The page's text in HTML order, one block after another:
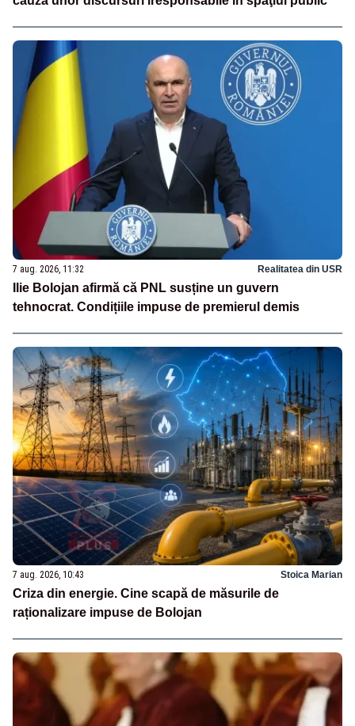
7 aug. 2026, 11:32 Realitatea din USR
Ilie Bolojan afirmă că PNL susține un guvern
tehnocrat. Condițiile impuse de premierul demis
7 aug. 2026, 10:43 Stoica Marian
Criza din energie. Cine scapă de măsurile de
raționalizare impuse de Bolojan